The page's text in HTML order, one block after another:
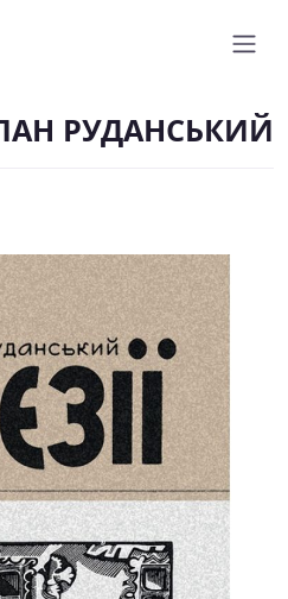
РУДАНСЬКИЙ